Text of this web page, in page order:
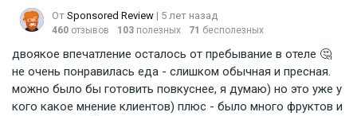
От Sponsored Review | 5 лет назад
460 отзывов 103 полезных 71 бесполезных
двоякое впечатление осталось от пребывание в отеле 🤔
не очень понравилась еда - слишком обычная и пресная.
можно было бы готовить повкуснее, я думаю) но это уже у
кого какое мнение клиентов) плюс - было много фруктов и